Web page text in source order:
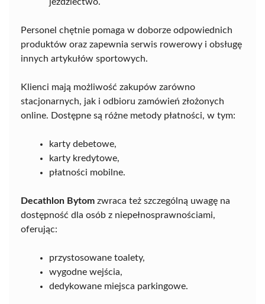
Personel chętnie pomaga w doborze odpowiednich
produktów oraz zapewnia serwis rowerowy i obsługę
innych artykułów sportowych.
Klienci mają możliwość zakupów zarówno
stacjonarnych, jak i odbioru zamówień złożonych
online. Dostępne są różne metody płatności, w tym:
karty debetowe,
karty kredytowe,
płatności mobilne.
Decathlon Bytom zwraca też szczególną uwagę na
dostępność dla osób z niepełnosprawnościami,
oferując:
przystosowane toalety,
wygodne wejścia,
dedykowane miejsca parkingowe.